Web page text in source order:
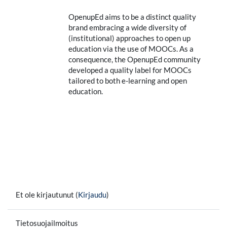
OpenupEd aims to be a distinct quality
brand embracing a wide diversity of
(institutional) approaches to open up
education via the use of MOOCs. As a
consequence, the OpenupEd community
developed a quality label for MOOCs
tailored to both e-learning and open
education.
Et ole kirjautunut (Kirjaudu)
Tietosuojailmoitus